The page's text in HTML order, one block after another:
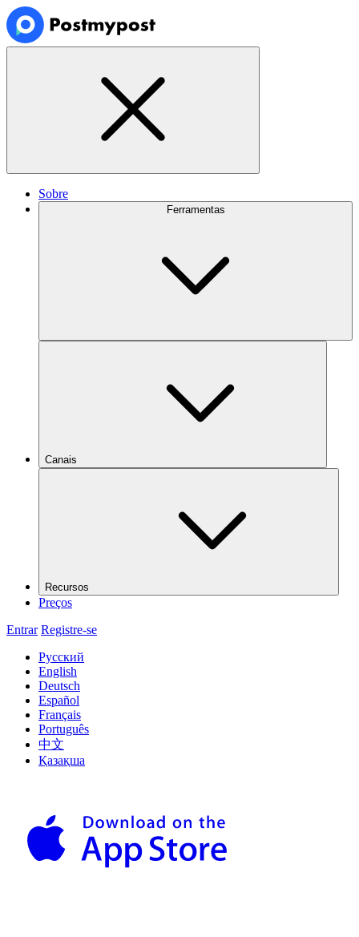
Sobre
Ferramentas
Canais
Recursos
Preços
Entrar Registre-se
Русский
English
Deutsch
Español
Français
Português
中文
Қазақша